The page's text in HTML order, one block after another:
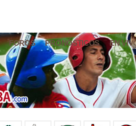
FOROS PRONÓSTICOS EN